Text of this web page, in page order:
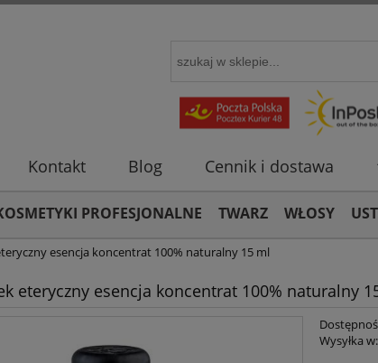
Kontakt Blog Cennik i dostawa
PROFESJONALNE TWARZ WŁOSY
esencja koncentrat 100% naturalny 15 ml
eteryczny esencja koncentrat 100% naturalny
Wysyłka w: